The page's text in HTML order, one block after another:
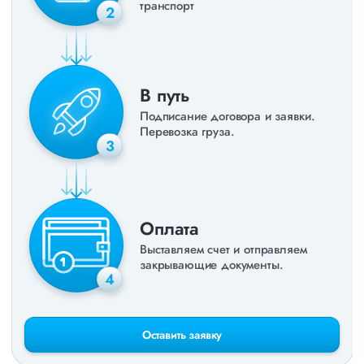
2
транспорт
3
В путь
Подписание договора и заявки.
Перевозка груза.
4
Оплата
Выставляем счет и отправляем
закрывающие документы.
Оставить заявку